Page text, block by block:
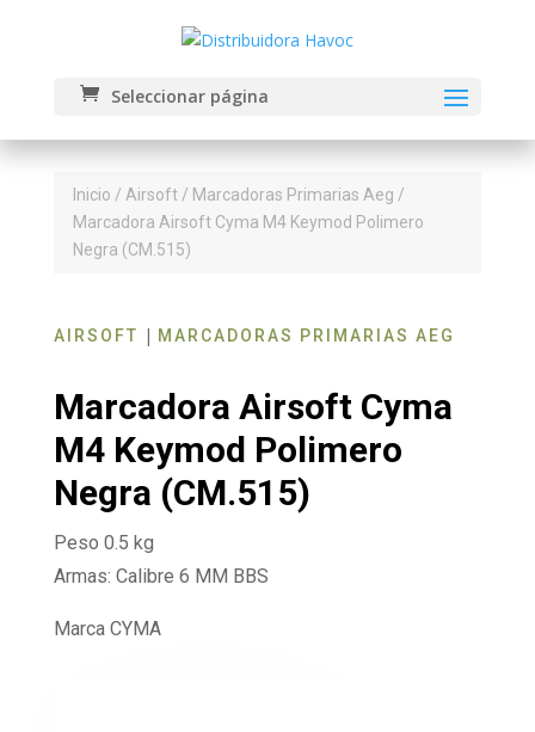
Seleccionar página
Inicio / Airsoft/ Marcadoras Primarias Aeg /
Marcadora Airsoft Cyma M4 Keymod Polimero
Negra (CM.515)
AIRSOFT | MARCADORAS PRIMARIAS AEG
Marcadora Airsoft Cyma
M4 Keymod Polimero
Negra (CM.515)
Peso 0.5 kg
Armas: Calibre 6 MM BBS
Marca CYMA